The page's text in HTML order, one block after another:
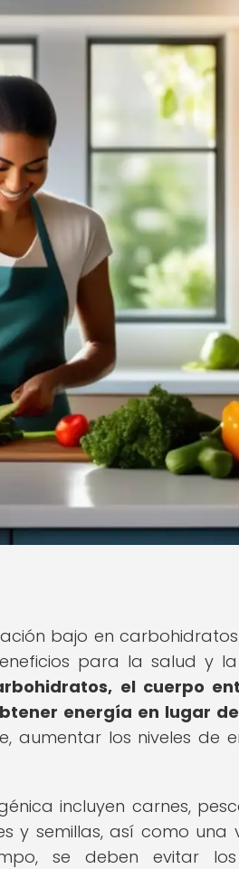
bajo en
para la salud y
el cuerpo
energía en lugar
aumentar los niveles de
incluyen carnes,
y semillas, así como
se deben evitar